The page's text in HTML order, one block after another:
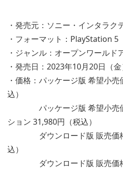
・発売元：ソニー・インタラク
・フォーマット：PlayStation 5
・ジャンル：オープンワールド
・発売日：2023年10月20日（
・価格：パッケージ版 希望小
込）
パッケージ版 希望小売価
ション 31,980円（税込）
ダウンロード版 販売価格
込）
ダウンロード版 販売価格